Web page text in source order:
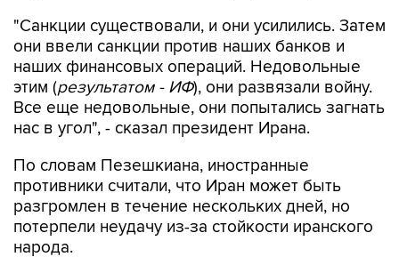
"Санкции существовали, и они усилились. Затем
они ввели санкции против наших банков и
наших финансовых операций. Недовольные
этим (результатом - ИФ), они развязали войну.
Все еще недовольные, они попытались загнать
нас в угол", - сказал президент Ирана.
По словам Пезешкиана, иностранные
противники считали, что Иран может быть
разгромлен в течение нескольких дней, но
потерпели неудачу из-за стойкости иранского
народа.